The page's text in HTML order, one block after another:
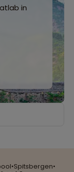
•Spitsbergen•
in